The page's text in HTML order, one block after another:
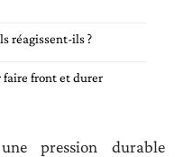
réagissent-ils ?
faire front et durer
pression durable